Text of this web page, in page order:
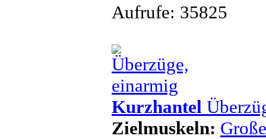
Aufrufe: 35825
Kurzhantel
Zielmuskeln: